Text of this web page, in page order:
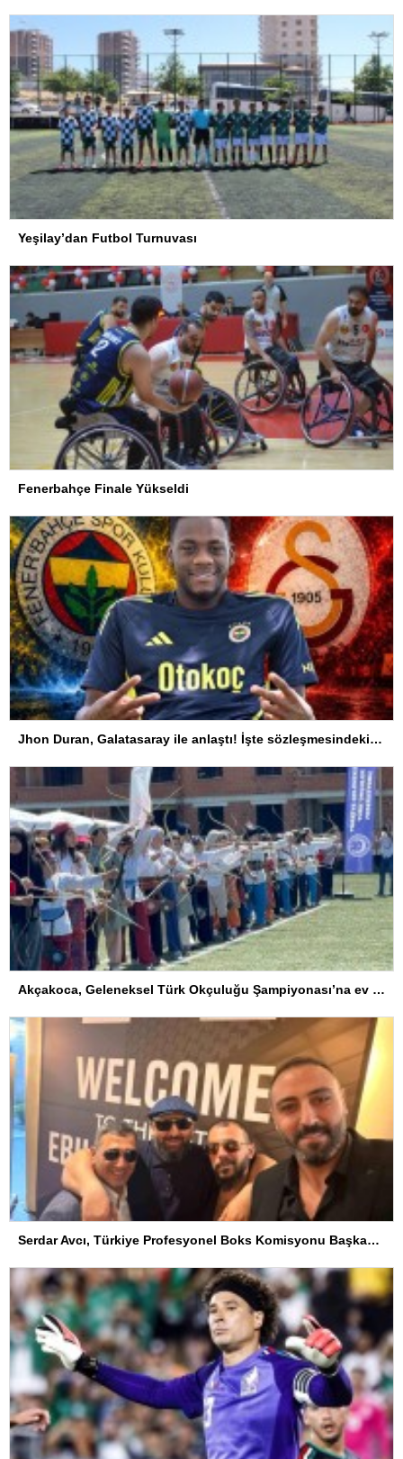
Yeşilay’dan Futbol Turnuvası
Fenerbahçe Finale Yükseldi
Jhon Duran, Galatasaray ile anlaştı! İşte sözleşmesindeki özel madde
Akçakoca, Geleneksel Türk Okçuluğu Şampiyonası’na ev sahipliği yapıyor
Serdar Avcı, Türkiye Profesyonel Boks Komisyonu Başkanı Seçildi